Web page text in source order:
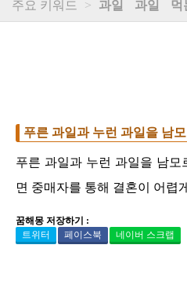
주요 키워드 > 과일 과일 먹
푸른 과일과 누런 과일을 남
푸른 과일과 누런 과일을 남모
면 중매자를 통해 결혼이 어렵
꿈해몽 저장하기 :
트위터
페이스북 네이버 스크랩